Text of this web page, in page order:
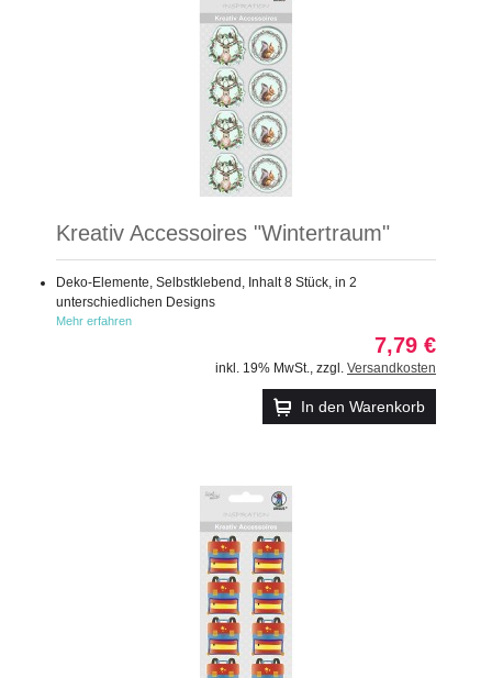
Kreativ Accessoires "Wintertraum"
Deko-Elemente, Selbstklebend, Inhalt 8 Stück, in 2
unterschiedlichen Designs
Mehr erfahren
7,79 €
inkl. 19% MwSt. zzgl. Versandkosten
In den Warenkorb